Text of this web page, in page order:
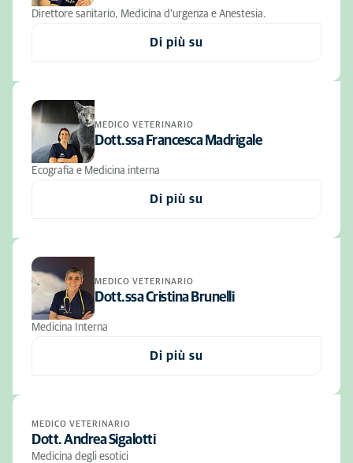
Direttore sanitario, Medicina d'urgenza e Anestesia.
Di più su
MEDICO VETERINARIO
Dott.ssa Francesca Madrigale
Ecografia e Medicina interna
Di più su
MEDICO VETERINARIO
Dott.ssa Cristina Brunelli
Medicina Interna
Di più su
MEDICO VETERINARIO
Dott. Andrea Sigalotti
Medicina degli esotici